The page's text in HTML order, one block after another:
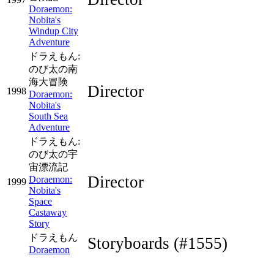
Doraemon:
Nobita's
Windup City
Adventure
1998
ドラえもん:
のび太の南
海大冒険
Doraemon:
Nobita's
South Sea
Adventure
Director
1999
ドラえもん:
のび太の宇
宙漂流記
Doraemon:
Nobita's
Space
Castaway
Story
Director
ドラえもん
Doraemon
Storyboards (#1555)